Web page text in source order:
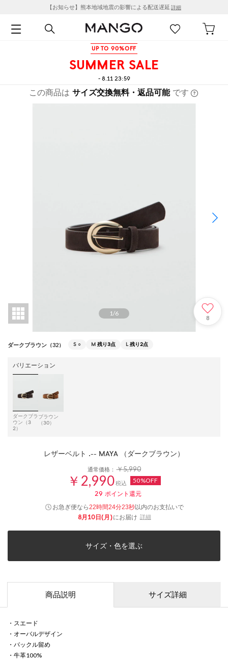
【お知らせ】熊本地域地震の影響による配送遅延 詳細
UP TO 90%OFF
SUMMER SALE
- 8.11 23:59
この商品は サイズ交換無料・返品可能 です
1/6
8
ダークブラウン（32） S ○ M 残り3点 L 残り2点
バリエーション
ダークブラ
ウン（3
2）
ブラウン
（30）
レザーベルト .-- MAYA （ダークブラウン）
通常価格：￥5,990
￥2,990税込 50%OFF
29 ポイント還元
お急ぎ便なら22時間24分23秒以内のお支払いで
8月10日(月)にお届け 詳細
サイズ・色を選ぶ
商品説明 サイズ詳細
・スエード
・オーバルデザイン
・バックル留め
・牛革100%